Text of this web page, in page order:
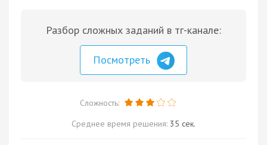
Разбор сложных заданий в тг-канале:
Посмотреть
Сложность:
Среднее время решения: 35 сек.